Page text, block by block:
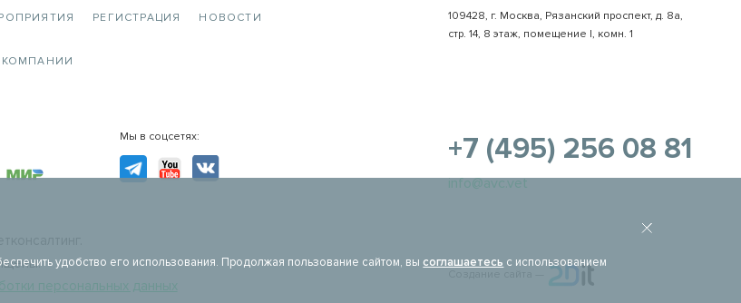
РЕГИСТРАЦИЯ НОВОСТИ
109428, г. Москва, Рязанский проспект, д. 8а,
стр. 14, 8 этаж, помещение I, комн. 1
Мы в соцсетях:
TG YouTube
VK +7 (495) 256 08 81
info@avc.vet
персональных данных
удобство его использования. Продолжая пользование сайтом, высоглашаетесь с использованием